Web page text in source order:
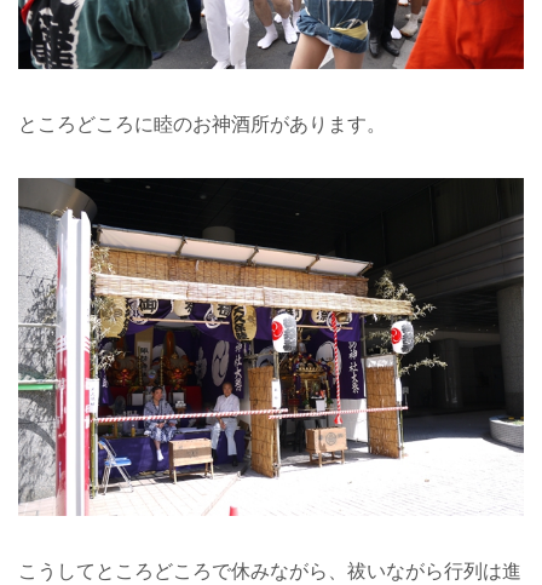
ところどころに睦のお神酒所があります。
こうしてところどころで休みながら、祓いながら行列は進